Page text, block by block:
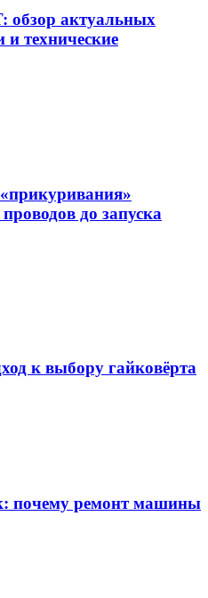
обзор актуальных
и технические
до запуска
к выбору гайковёрта
почему ремонт машины